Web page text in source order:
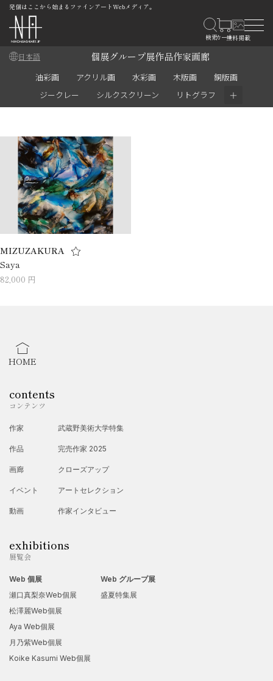
発信はここから始まるファインアートWebメディア。
日本語 個展グループ展作品作家画廊
油彩画 アクリル画 水彩画 木版画
銅版画
ジークレー
シルクスクリーン リトグラフ ＋
MIZUZAKURA
Saya
82,000 円
HOME
contents
コンテンツ
作家
作品
画廊
イベント
動画
武蔵野美術大学特集
完売作家 2025
クローズアップ
アートセレクション
作家インタビュー
exhibitions
展覧会
Web 個展
瀬口真梨奈Web個展
松澤麗Web個展
Aya Web個展
月乃紫Web個展
Koike Kasumi Web個展
Web グループ展
盛夏特集展